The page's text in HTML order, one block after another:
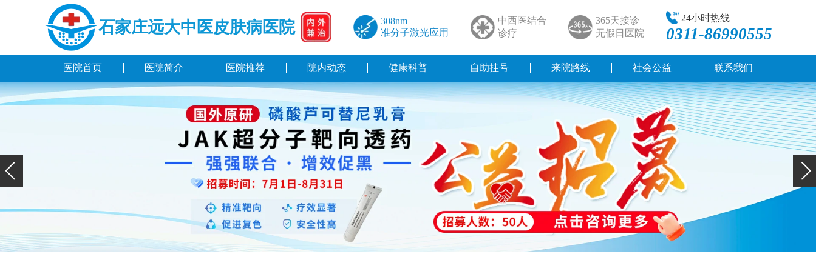
石家庄远大中医皮肤病医院
308nm
准分子激光应用
中西医结合
诊疗
365天接诊
无假日医院
24小时热线
0311-86990555
医院首页 医院简介 医院推荐 院内动态 健康科普 自助挂号 来院路线 社会公益 联系我们